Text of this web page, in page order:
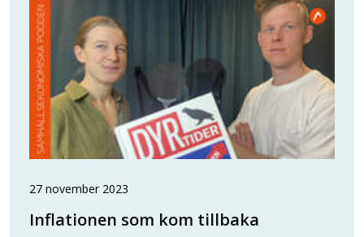
27 november 2023
Inflationen som kom tillbaka